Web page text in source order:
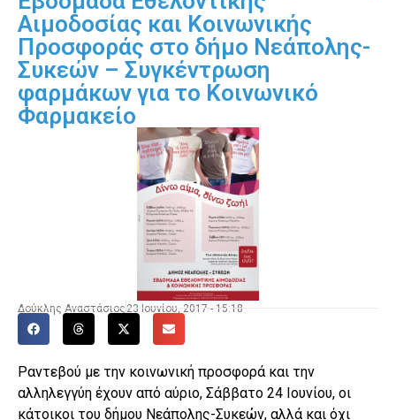
Αιμοδοσίας και Κοινωνικής
Προσφοράς στο δήμο Νεάπολης-
Συκεών – Συγκέντρωση
φαρμάκων για το Κοινωνικό
Φαρμακείο
Δούκλης Αναστάσιος 23 Ιουνίου, 2017 - 15:18
Ραντεβού με την κοινωνική προσφορά και την
αλληλεγγύη έχουν από αύριο, Σάββατο 24 Ιουνίου, οι
κάτοικοι του δήμου Νεάπολης-Συκεών, αλλά και όχι